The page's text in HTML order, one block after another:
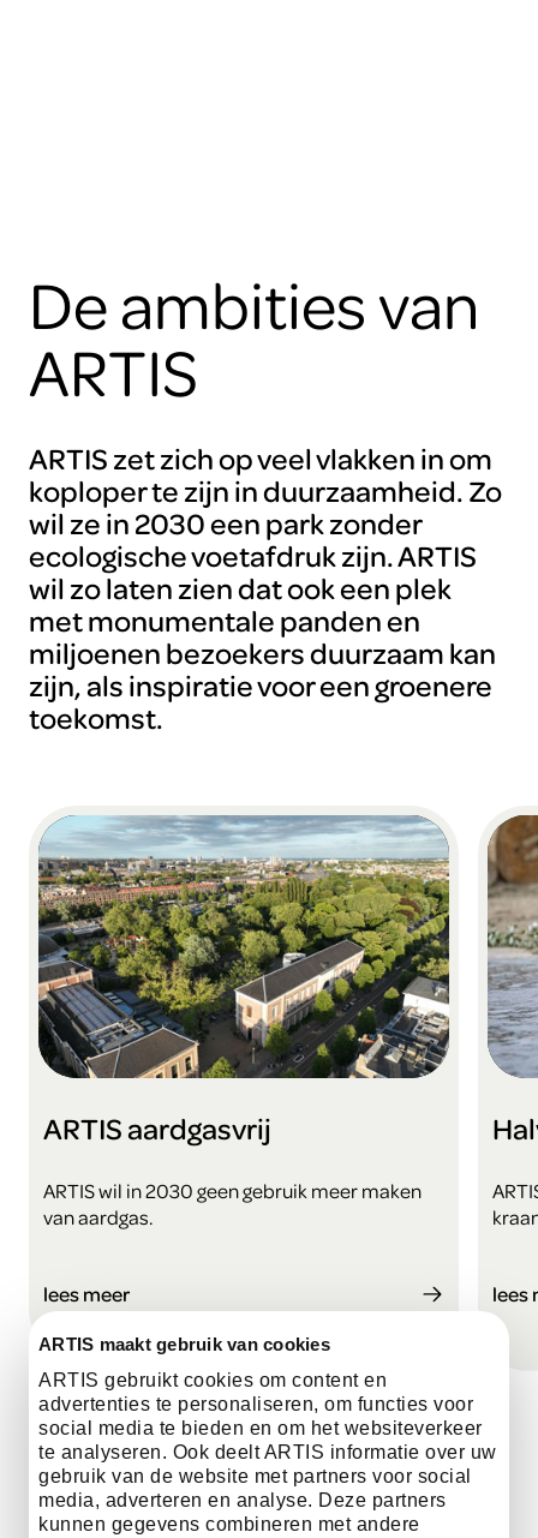
ARTIS maakt gebruik van cookies
ARTIS gebruikt cookies om content en
advertenties te personaliseren, om functies voor
social media te bieden en om het websiteverkeer
te analyseren. Ook deelt ARTIS informatie over uw
gebruik van de website met partners voor social
media, adverteren en analyse. Deze partners
kunnen gegevens combineren met andere
De ambities van
ARTIS
ARTIS zet zich op veel vlakken in om
koploper te zijn in duurzaamheid. Zo
wil ze in 2030 een park zonder
ecologische voetafdruk zijn. ARTIS
wil zo laten zien dat ook een plek
met monumentale panden en
miljoenen bezoekers duurzaam kan
zijn, als inspiratie voor een groenere
toekomst.
ARTIS aardgasvrij
ARTIS wil in 2030 geen gebruik meer maken
van aardgas.
lees meer lees